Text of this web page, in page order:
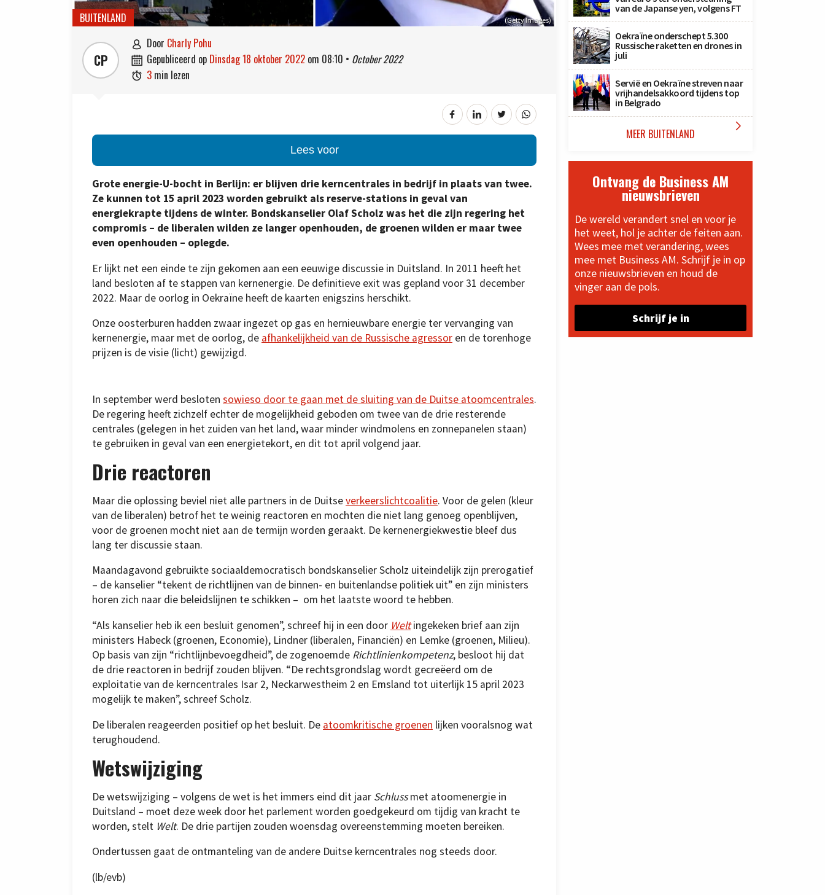
(Getty Images)
BUITENLAND
CP
 door Charly Pohu
 gepubliceerd op dinsdag 18 oktober 2022 om 08:10 • October 2022
 3 min lezen
Lees voor
Grote energie-U-bocht in Berlijn: er blijven drie kerncentrales in bedrijf in plaats van twee.
Ze kunnen tot 15 april 2023 worden gebruikt als reserve-stations in geval van
energiekrapte tijdens de winter. Bondskanselier Olaf Scholz was het die zijn regering het
compromis – de liberalen wilden ze langer openhouden, de groenen wilden er maar twee
even openhouden – oplegde.
Er lijkt net een einde te zijn gekomen aan een eeuwige discussie in Duitsland. In 2011 heeft het
land besloten af te stappen van kernenergie. De definitieve exit was gepland voor 31 december
2022. Maar de oorlog in Oekraïne heeft de kaarten enigszins herschikt.
Onze oosterburen hadden zwaar ingezet op gas en hernieuwbare energie ter vervanging van
kernenergie, maar met de oorlog, de afhankelijkheid van de Russische agressor en de torenhoge
prijzen is de visie (licht) gewijzigd.
In september werd besloten sowieso door te gaan met de sluiting van de Duitse atoomcentrales.
De regering heeft zichzelf echter de mogelijkheid geboden om twee van de drie resterende
centrales (gelegen in het zuiden van het land, waar minder windmolens en zonnepanelen staan)
te gebruiken in geval van een energietekort, en dit tot april volgend jaar.
Drie reactoren
Maar die oplossing beviel niet alle partners in de Duitseverkeerslichtcoalitie. Voor de gelen (kleur
van de liberalen) betrof het te weinig reactoren en mochten die niet lang genoeg openblijven,
voor de groenen mocht niet aan de termijn worden geraakt. De kernenergiekwestie bleef dus
lang ter discussie staan.
Maandagavond gebruikte sociaaldemocratisch bondskanselier Scholz uiteindelijk zijn prerogatief
– de kanselier “tekent de richtlijnen van de binnen- en buitenlandse politiek uit” en zijn ministers
horen zich naar die beleidslijnen te schikken – om het laatste woord te hebben.
“Als kanselier heb ik een besluit genomen”, schreef hij in een door Weltingekeken brief aan zijn
ministers Habeck (groenen, Economie), Lindner (liberalen, Financiën) en Lemke (groenen, Milieu).
Op basis van zijn “richtlijnbevoegdheid”, de zogenoemde Richtlinienkompetenz, besloot hij dat
de drie reactoren in bedrijf zouden blijven. “De rechtsgrondslag wordt gecreëerd om de
exploitatie van de kerncentrales Isar 2, Neckarwestheim 2 en Emsland tot uiterlijk 15 april 2023
mogelijk te maken”, schreef Scholz.
De liberalen reageerden positief op het besluit. De atoomkritische groenen lijken vooralsnog wat
terughoudend.
Wetswijziging
De wetswijziging – volgens de wet is het immers eind dit jaar Schlussmet atoomenergie in
Duitsland – moet deze week door het parlement worden goedgekeurd om tijdig van kracht te
worden, stelt Welt. De drie partijen zouden woensdag overeenstemming moeten bereiken.
Ondertussen gaat de ontmanteling van de andere Duitse kerncentrales nog steeds door.
(lb/evb)
van de Japanse yen, volgens FT
Oekraïne onderschept 5.300
Russische raketten en drones in
juli
Servië en Oekraïne streven naar
vrijhandelsakkoord tijdens top
in Belgrado
MEER BUITENLAND 
Ontvang de Business AM
nieuwsbrieven
De wereld verandert snel en voor je
het weet, hol je achter de feiten aan.
Wees mee met verandering, wees
mee met Business AM. Schrijf je in op
onze nieuwsbrieven en houd de
vinger aan de pols.
Schrijf je in